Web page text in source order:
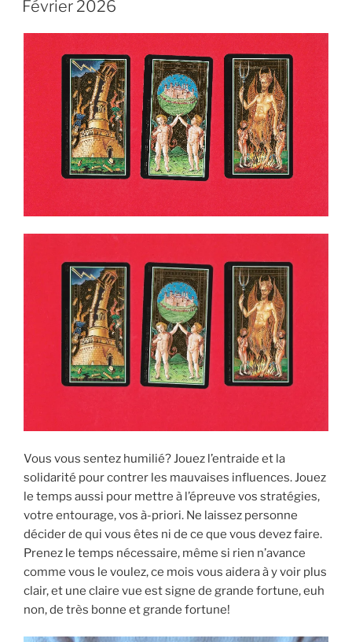
Février 2026
Vous vous sentez humilié? Jouez l’entraide et la
solidarité pour contrer les mauvaises influences. Jouez
le temps aussi pour mettre à l’épreuve vos stratégies,
votre entourage, vos à-priori. Ne laissez personne
décider de qui vous êtes ni de ce que vous devez faire.
Prenez le temps nécessaire, même si rien n’avance
comme vous le voulez, ce mois vous aidera à y voir plus
clair, et une claire vue est signe de grande fortune, euh
non, de très bonne et grande fortune!